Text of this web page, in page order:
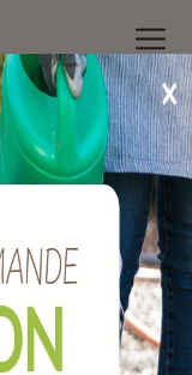
phytosanitaire/
bio 750 ml prêt à